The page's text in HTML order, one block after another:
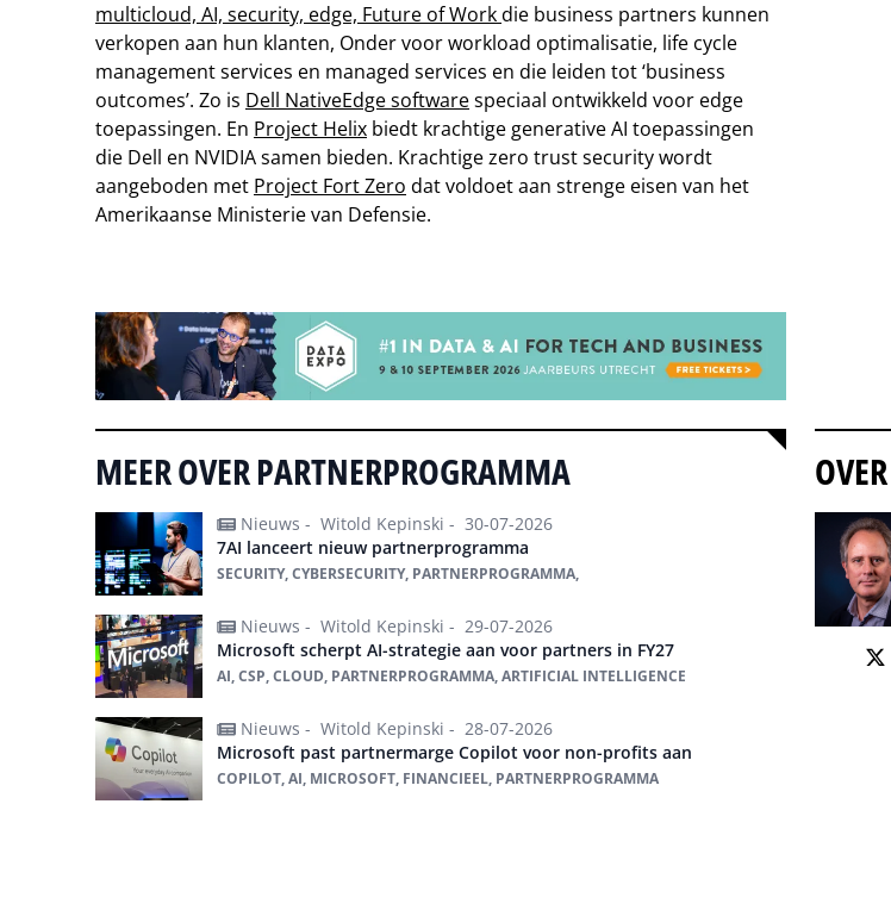
multicloud, AI, security, edge, Future of Workdie business partners kunnen
verkopen aan hun klanten, Onder voor workload optimalisatie, life cycle
management services en managed services en die leiden tot ‘business
outcomes’. Zo is Dell NativeEdge softwarespeciaal ontwikkeld voor edge
toepassingen. En Project Helix biedt krachtige generative AI toepassingen
die Dell en NVIDIA samen bieden. Krachtige zero trust security wordt
aangeboden met Project Fort Zero dat voldoet aan strenge eisen van het
Amerikaanse Ministerie van Defensie.
MEER OVER PARTNERPROGRAMMA
Nieuws - Witold Kepinski - 30-07-2026
7AI lanceert nieuw partnerprogramma
SECURITY, CYBERSECURITY, PARTNERPROGRAMMA,
Nieuws - Witold Kepinski - 29-07-2026
Microsoft scherpt AI-strategie aan voor partners in FY27
AI, CSP, CLOUD, PARTNERPROGRAMMA, ARTIFICIAL INTELLIGENCE
Nieuws - Witold Kepinski - 28-07-2026
Microsoft past partnermarge Copilot voor non-profits aan
COPILOT, AI, MICROSOFT, FINANCIEEL, PARTNERPROGRAMMA